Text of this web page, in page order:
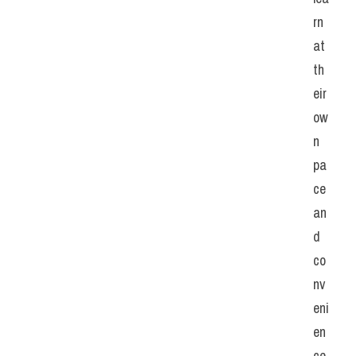
rn
at
th
eir
ow
n
pa
ce
an
d
co
nv
eni
en